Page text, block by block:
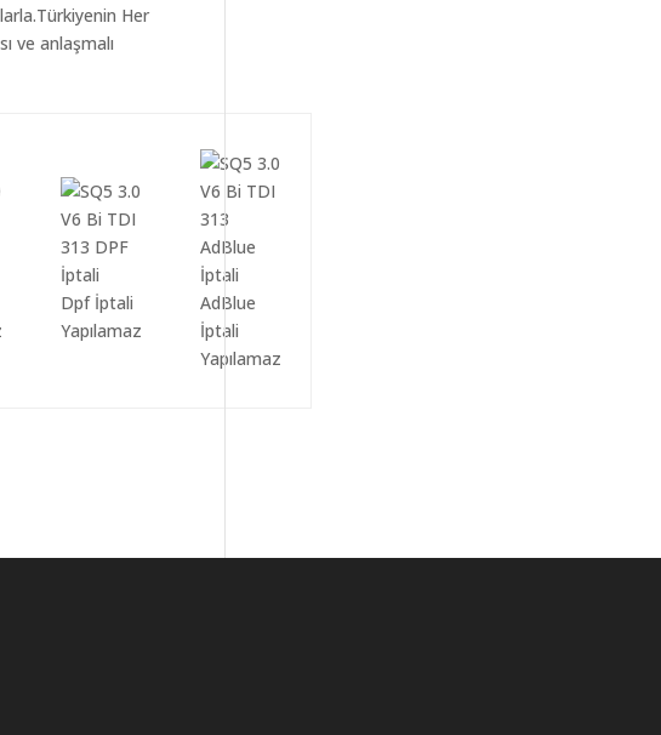
Her
ve anlaşmalı
Dpf İptali
Yapılamaz
AdBlue
İptali
Yapılamaz